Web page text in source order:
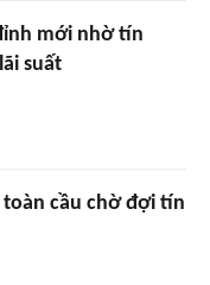
mới nhờ tín
suất
cầu chờ đợi tín